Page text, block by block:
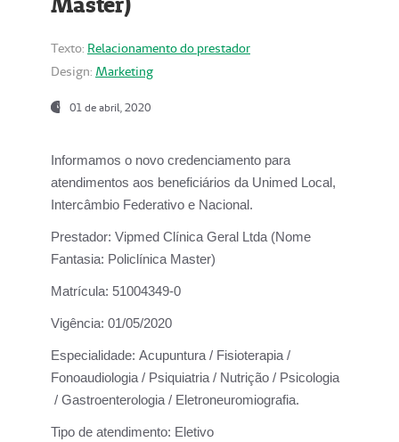
Texto: Relacionamento do prestador
Design: Marketing
01 de abril, 2020
Informamos o novo credenciamento para
atendimentos aos beneficiários da Unimed Local,
Intercâmbio Federativo e Nacional.
Prestador: Vipmed Clínica Geral Ltda (Nome
Fantasia: Policlínica Master)
Matrícula: 51004349-0
Vigência: 01/05/2020
Especialidade: Acupuntura / Fisioterapia /
Fonoaudiologia / Psiquiatria / Nutrição / Psicologia
/ Gastroenterologia / Eletroneuromiografia.
Tipo de atendimento: Eletivo